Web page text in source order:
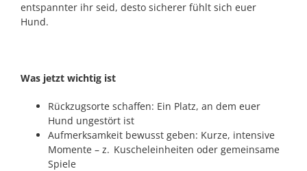
entspannter ihr seid, desto sicherer fühlt sich euer
Hund.
Was jetzt wichtig ist
Rückzugsorte schaffen: Ein Platz, an dem euer
Hund ungestört ist
Aufmerksamkeit bewusst geben: Kurze, intensive
Momente – z. Kuscheleinheiten oder gemeinsame
Spiele